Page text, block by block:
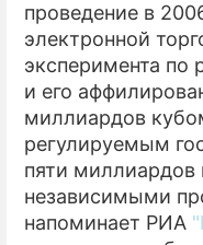
проведение в
электронной
эксперимента по
и его
миллиардов
регулируемым
пяти миллиардов
независимыми
напоминает РИА